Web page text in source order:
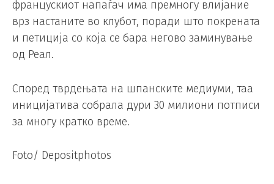
францускиот напаѓач има премногу влијание
врз настаните во клубот, поради што покрената
и петиција со која се бара негово заминување
од Реал.
Според тврдењата на шпанските медиуми, таа
иницијатива собрала дури 30 милиони потписи
за многу кратко време.
Foto/ Depositphotos